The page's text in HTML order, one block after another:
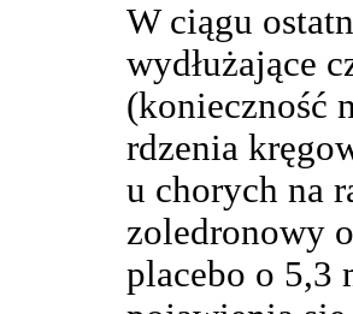
W ciągu
wydłużające
(konieczność
rdzenia
u chorych na
zoledronowy
placebo o 5,3